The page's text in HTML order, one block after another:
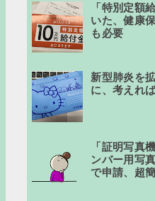
「特別定額
いた、健康
も必要
新型肺炎を
に、考えれ
「証明写真
ンバー用写
で申請、超